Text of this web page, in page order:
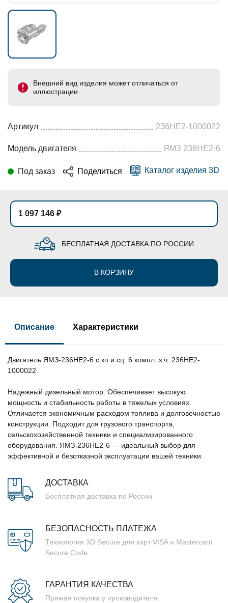
Внешний вид изделия может отличаться от
иллюстрации
Артикул 236НЕ2-1000022
Модель двигателя ЯМЗ 236НЕ2-6
Под заказ Поделиться Каталог изделия 3D
1 097 146 ₽
БЕСПЛАТНАЯ ДОСТАВКА ПО РОССИИ
В КОРЗИНУ
Описание Характеристики
Двигатель ЯМЗ-236НЕ2-6 с кп и сц. 6 компл. з.ч. 236НЕ2-
1000022.
Надежный дизельный мотор. Обеспечивает высокую
мощность и стабильность работы в тяжелых условиях.
Отличается экономичным расходом топлива и долговечностью
конструкции. Подходит для грузового транспорта,
сельскохозяйственной техники и специализированного
оборудования. ЯМЗ-236НЕ2-6 — идеальный выбор для
эффективной и безотказной эксплуатации вашей техники.
ДОСТАВКА
Бесплатная доставка по России
БЕЗОПАСНОСТЬ ПЛАТЕЖА
Технология 3D Secure для карт VISA и Mastercard
Secure Code
ГАРАНТИЯ КАЧЕСТВА
Прямая покупка у производителя